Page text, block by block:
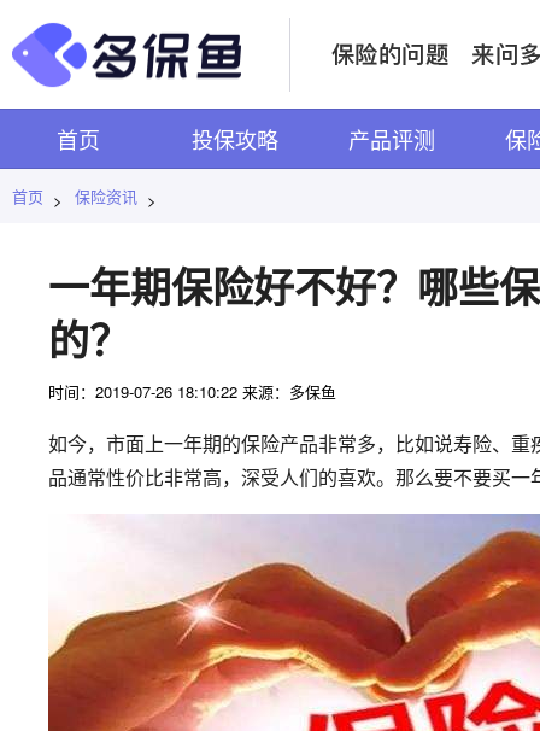
首页 投保攻略 产品评测 保
首页 > 保险资讯 >
一年期保险好不好？哪些
的？
时间：2019-07-26 18:10:22 来源：多保鱼
如今，市面上一年期的保险产品非常多，比如说寿险、
品通常性价比非常高，深受人们的喜欢。那么要不要买